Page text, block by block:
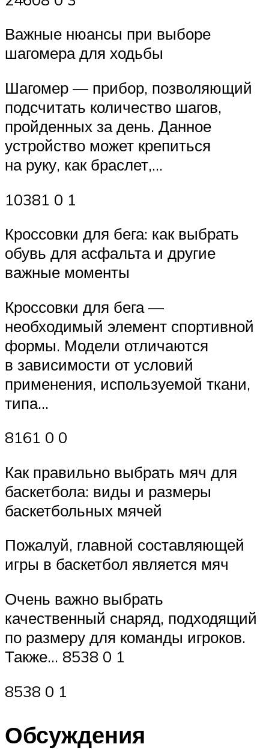
Важные нюансы при выборе
шагомера для ходьбы
Шагомер — прибор, позволяющий
подсчитать количество шагов,
пройденных за день. Данное
устройство может крепиться
на руку, как браслет,…
10381 0 1
Кроссовки для бега: как выбрать
обувь для асфальта и другие
важные моменты
Кроссовки для бега —
необходимый элемент спортивной
формы. Модели отличаются
в зависимости от условий
применения, используемой ткани,
типа…
8161 0 0
Как правильно выбрать мяч для
баскетбола: виды и размеры
баскетбольных мячей
Пожалуй, главной составляющей
игры в баскетбол является мяч
Очень важно выбрать
качественный снаряд, подходящий
по размеру для команды игроков.
Также… 8538 0 1
8538 0 1
Обсуждения